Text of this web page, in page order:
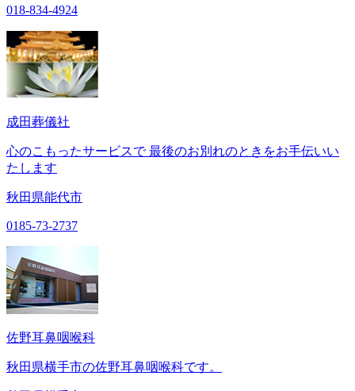
018-834-4924
成田葬儀社
心のこもったサービスで 最後のお別れのときをお手伝いい
たします
秋田県能代市
0185-73-2737
佐野耳鼻咽喉科
秋田県横手市の佐野耳鼻咽喉科です。